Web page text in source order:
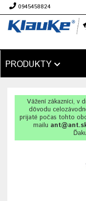
0945458824
PRODUKTY
Vážení zákazníci, v
dôvodu
prijaté počas tohto
mailu